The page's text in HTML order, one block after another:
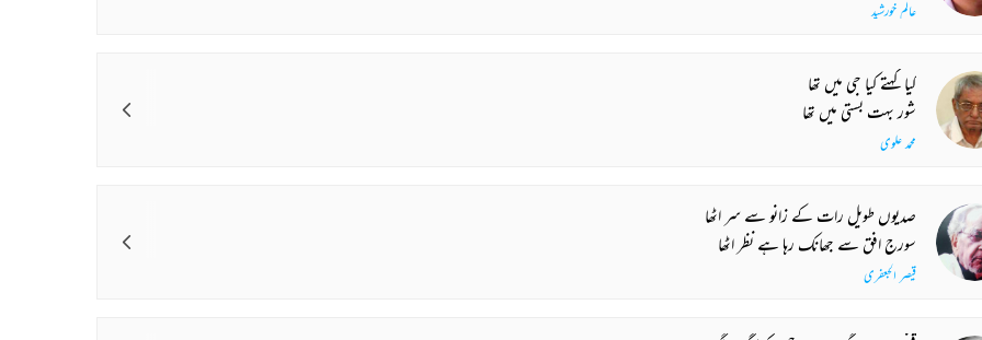
عالم خورشید
کیا کہتے کیا جی میں تھا
شور بہت بستی میں تھا
محمد علوی
صدیوں طویل رات کے زانو سے سر اٹھا
سورج افق سے جھانک رہا ہے نظر اٹھا
قیصر الجعفری